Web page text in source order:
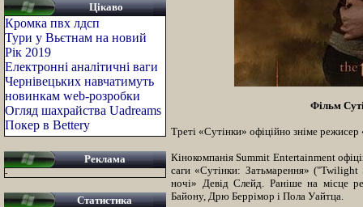
Цікаво
Кромка пвх лдсп
Тури у Вьєтнам на новий
Рік 2019
Електронні аналітичні ваги
Чернівецьких навчатимуть
новинкам web-розробки
Огляд шахрайства Uadreams
Покер в Bettery
Реклама
-
Статистика
Фільм
Треті «Сутінки» офіційно зніме режисер
Кінокомпанія Summit Entertainment
саги «Сутінки: Затьмарення»
ночі» Девід Слейд. Раніше на місце
Байону, Дрю Беррімор і Пола Уайтца.